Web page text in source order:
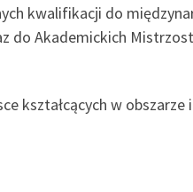
kwalifikacji do
do Akademickich
kształcących w